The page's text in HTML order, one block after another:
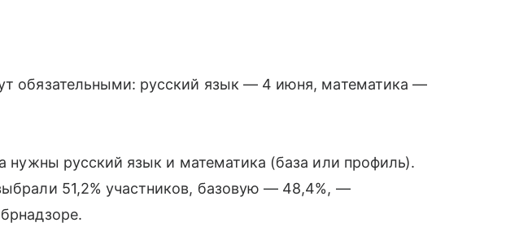
обязательными: русский язык — 4 июня, математика —
нужны русский язык и математика (база или профиль).
51,2% участников, базовую — 48,4%, —